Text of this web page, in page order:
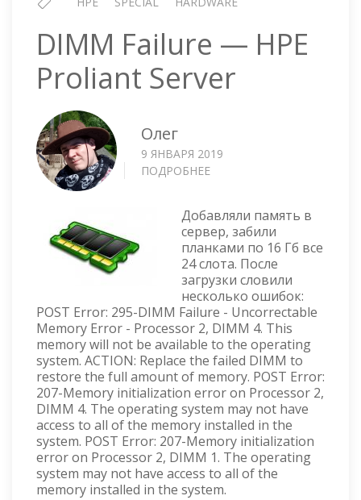
DIMM Failure — HPE
Proliant Server
Олег
9 ЯНВАРЯ 2019
ПОДРОБНЕЕ
—
HPE
PROLIANT
SERVER
Добавляли память в
сервер, забили
планками по 16 Гб все
24 слота. После
загрузки словили
несколько ошибок:
POST Error: 295-DIMM Failure - Uncorrectable
Memory Error - Processor 2, DIMM 4. This
memory will not be available to the operating
system. ACTION: Replace the failed DIMM to
restore the full amount of memory. POST Error:
207-Memory initialization error on Processor 2,
DIMM 4. The operating system may not have
access to all of the memory installed in the
system. POST Error: 207-Memory initialization
error on Processor 2, DIMM 1. The operating
system may not have access to all of the
memory installed in the system.